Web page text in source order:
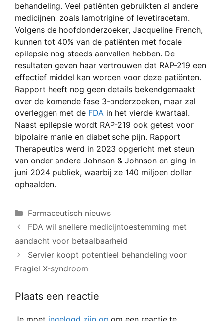
behandeling. Veel patiënten gebruikten al andere
medicijnen, zoals lamotrigine of levetiracetam.
Volgens de hoofdonderzoeker, Jacqueline French,
kunnen tot 40% van de patiënten met focale
epilepsie nog steeds aanvallen hebben. De
resultaten geven haar vertrouwen dat RAP-219 een
effectief middel kan worden voor deze patiënten.
Rapport heeft nog geen details bekendgemaakt
over de komende fase 3-onderzoeken, maar zal
overleggen met de FDA in het vierde kwartaal.
Naast epilepsie wordt RAP-219 ook getest voor
bipolaire manie en diabetische pijn. Rapport
Therapeutics werd in 2023 opgericht met steun
van onder andere Johnson & Johnson en ging in
juni 2024 publiek, waarbij ze 140 miljoen dollar
ophaalden.
Categorieën
Farmaceutisch nieuws
FDA wil snellere medicijntoestemming met
aandacht voor betaalbaarheid
Servier koopt potentieel behandeling voor
Fragiel X-syndroom
Plaats een reactie